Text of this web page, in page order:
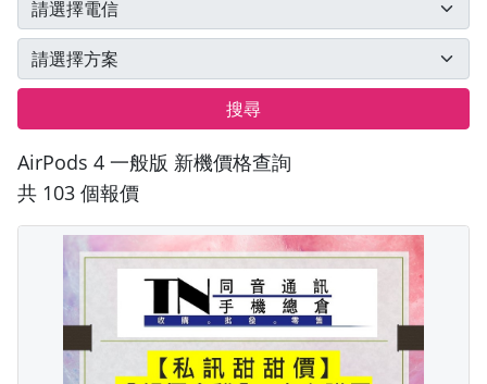
搜尋
AirPods 4 一般版 新機價格查詢
共 103 個報價